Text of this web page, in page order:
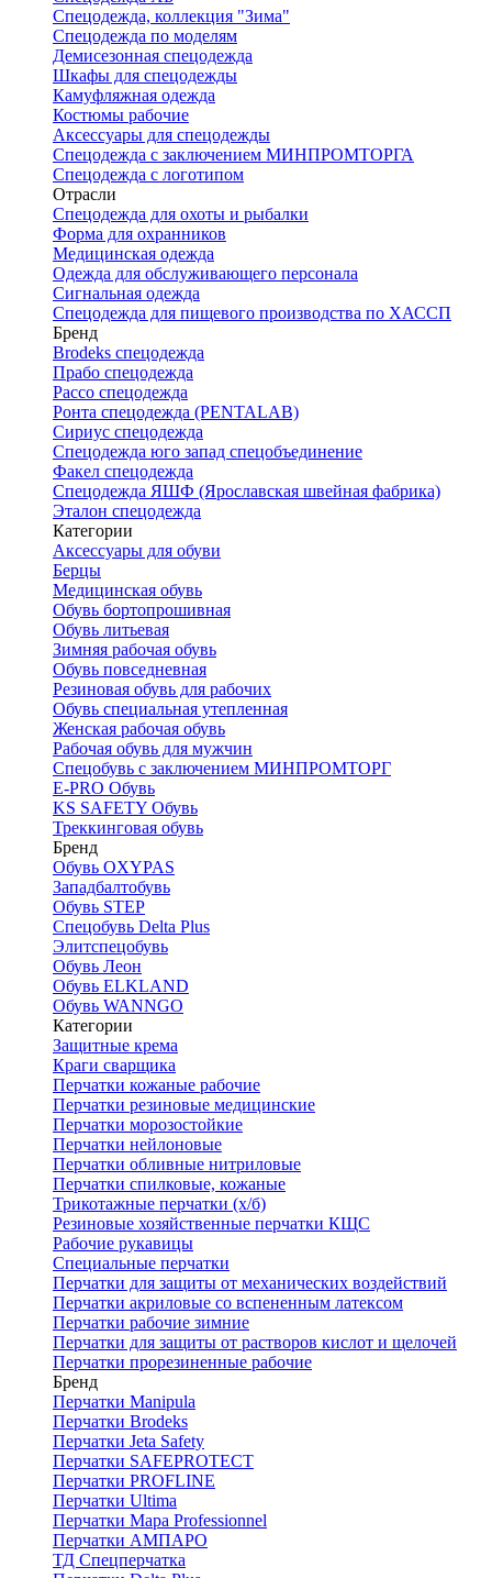
Спецодежда, коллекция "Зима"
Спецодежда по моделям
Демисезонная спецодежда
Шкафы для спецодежды
Камуфляжная одежда
Костюмы рабочие
Аксессуары для спецодежды
Спецодежда с заключением МИНПРОМТОРГА
Спецодежда с логотипом
Отрасли
Спецодежда для охоты и рыбалки
Форма для охранников
Медицинская одежда
Одежда для обслуживающего персонала
Сигнальная одежда
Спецодежда для пищевого производства по ХАССП
Бренд
Brodeks спецодежда
Прабо спецодежда
Рассо спецодежда
Ронта спецодежда (PENTALAB)
Сириус спецодежда
Спецодежда юго запад спецобъединение
Факел спецодежда
Спецодежда ЯШФ (Ярославская швейная фабрика)
Эталон спецодежда
Категории
Аксессуары для обуви
Берцы
Медицинская обувь
Обувь бортопрошивная
Обувь литьевая
Зимняя рабочая обувь
Обувь повседневная
Резиновая обувь для рабочих
Обувь специальная утепленная
Женская рабочая обувь
Рабочая обувь для мужчин
Спецобувь с заключением МИНПРОМТОРГ
E-PRO Обувь
KS SAFETY Обувь
Треккинговая обувь
Бренд
Обувь OXYPAS
Западбалтобувь
Обувь STEP
Спецобувь Delta Plus
Элитспецобувь
Обувь Леон
Обувь ELKLAND
Обувь WANNGO
Категории
Защитные крема
Краги сварщика
Перчатки кожаные рабочие
Перчатки резиновые медицинские
Перчатки морозостойкие
Перчатки нейлоновые
Перчатки обливные нитриловые
Перчатки спилковые, кожаные
Трикотажные перчатки (х/б)
Резиновые хозяйственные перчатки КЩС
Рабочие рукавицы
Специальные перчатки
Перчатки для защиты от механических воздействий
Перчатки акриловые со вспененным латексом
Перчатки рабочие зимние
Перчатки для защиты от растворов кислот и щелочей
Перчатки прорезиненные рабочие
Бренд
Перчатки Manipula
Перчатки Brodeks
Перчатки Jeta Safety
Перчатки SAFEPROTECT
Перчатки PROFLINE
Перчатки Ultima
Перчатки Мара Professionnel
Перчатки АМПАРО
ТД Спецперчатка